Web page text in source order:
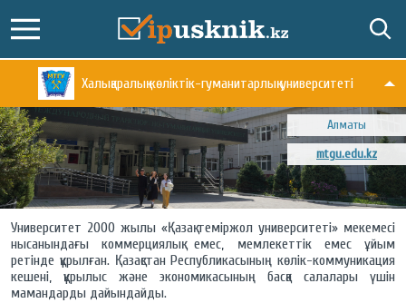
Халықаралық көліктік-гуманитарлық университеті
Алматы
mtgu.edu.kz
Университет 2000 жылы «Қазақ теміржол университеті» мекемесі
нысанындағы коммерциялық емес, мемлекеттік емес ұйым
ретінде құрылған. Қазақстан Республикасының көлік-коммуникация
кешені, құрылыс және экономикасының басқа салалары үшін
мамандарды дайындайды.